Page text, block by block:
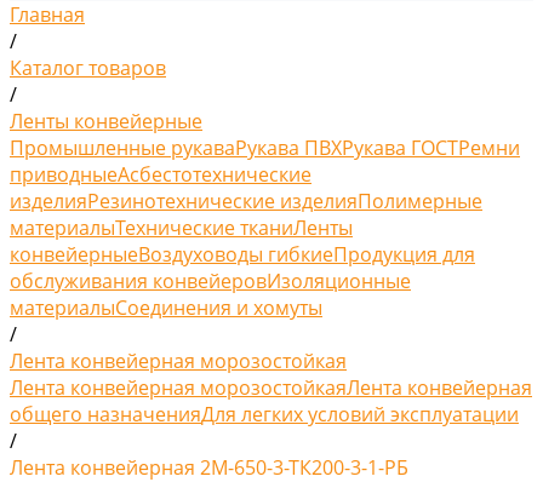
Главная
/
Каталог товаров
/
Ленты конвейерные
Промышленные рукаваРукава ПВХРукава ГОСТРемни
приводныеАсбестотехнические
изделияРезинотехнические изделияПолимерные
материалыТехнические тканиЛенты
конвейерныеВоздуховоды гибкиеПродукция для
обслуживания конвейеровИзоляционные
материалыСоединения и хомуты
/
Лента конвейерная морозостойкая
Лента конвейерная морозостойкаяЛента конвейерная
общего назначенияДля легких условий эксплуатации
/
Лента конвейерная 2М-650-3-ТК200-3-1-РБ